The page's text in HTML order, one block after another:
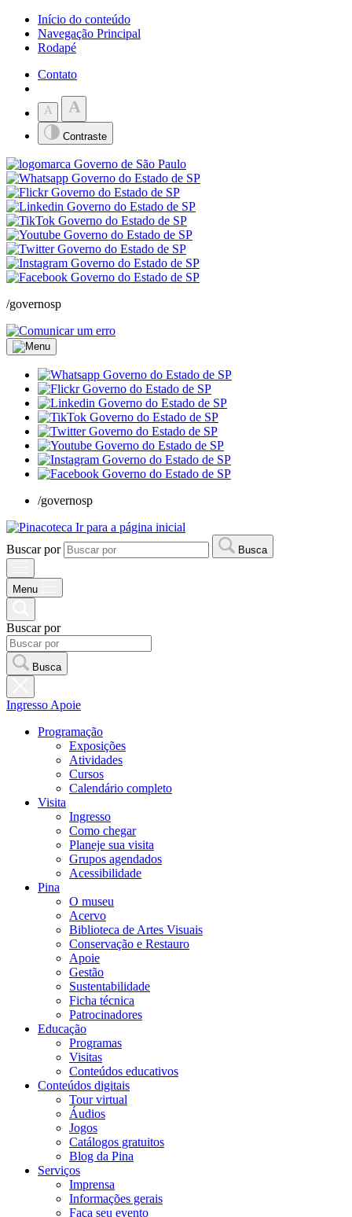
Início do conteúdo
Navegação Principal
Rodapé
Contato
A A
Contraste
/governosp
/governosp
Ir para a página inicial
Buscar por
Busca
Menu
Buscar por
Busca
Ingresso Apoie
Programação
Exposições
Atividades
Cursos
Calendário completo
Visita
Ingresso
Como chegar
Planeje sua visita
Grupos agendados
Acessibilidade
Pina
O museu
Acervo
Biblioteca de Artes Visuais
Conservação e Restauro
Apoie
Gestão
Sustentabilidade
Ficha técnica
Patrocinadores
Educação
Programas
Visitas
Conteúdos educativos​
Conteúdos digitais
Tour virtual
Áudios
Jogos
Catálogos gratuitos
Blog da Pina
Serviços
Imprensa
Informações gerais
Faça seu evento